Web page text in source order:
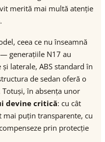
merită mai multă atenție
ceea ce nu înseamnă
generațiile N17 au
laterale, ABS standard în
de sedan oferă o
în absența unor
devine critică: cu cât
mai puțin transparente, cu
prin protecție